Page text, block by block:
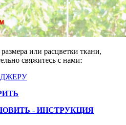
или расцветки ткани,
свяжитесь с нами:
- ИНСТРУКЦИЯ